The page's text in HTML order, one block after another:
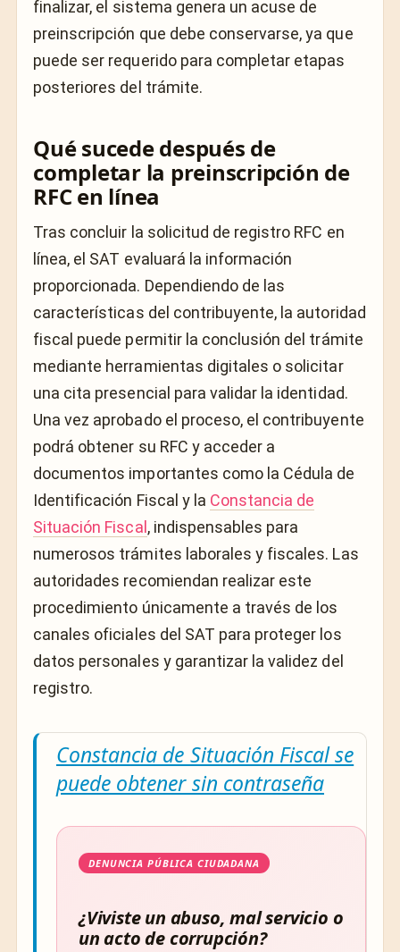
finalizar, el sistema genera un acuse de
preinscripción que debe conservarse, ya que
puede ser requerido para completar etapas
posteriores del trámite.
Qué sucede después de
completar la preinscripción de
RFC en línea
Tras concluir la solicitud de registro RFC en
línea, el SAT evaluará la información
proporcionada. Dependiendo de las
características del contribuyente, la autoridad
fiscal puede permitir la conclusión del trámite
mediante herramientas digitales o solicitar
una cita presencial para validar la identidad.
Una vez aprobado el proceso, el contribuyente
podrá obtener su RFC y acceder a
documentos importantes como la Cédula de
Identificación Fiscal y la Constancia de
Situación Fiscal, indispensables para
numerosos trámites laborales y fiscales. Las
autoridades recomiendan realizar este
procedimiento únicamente a través de los
canales oficiales del SAT para proteger los
datos personales y garantizar la validez del
registro.
Constancia de Situación Fiscal se
puede obtener sin contraseña
DENUNCIA PÚBLICA CIUDADANA
¿Viviste un abuso, mal servicio o
un acto de corrupción?